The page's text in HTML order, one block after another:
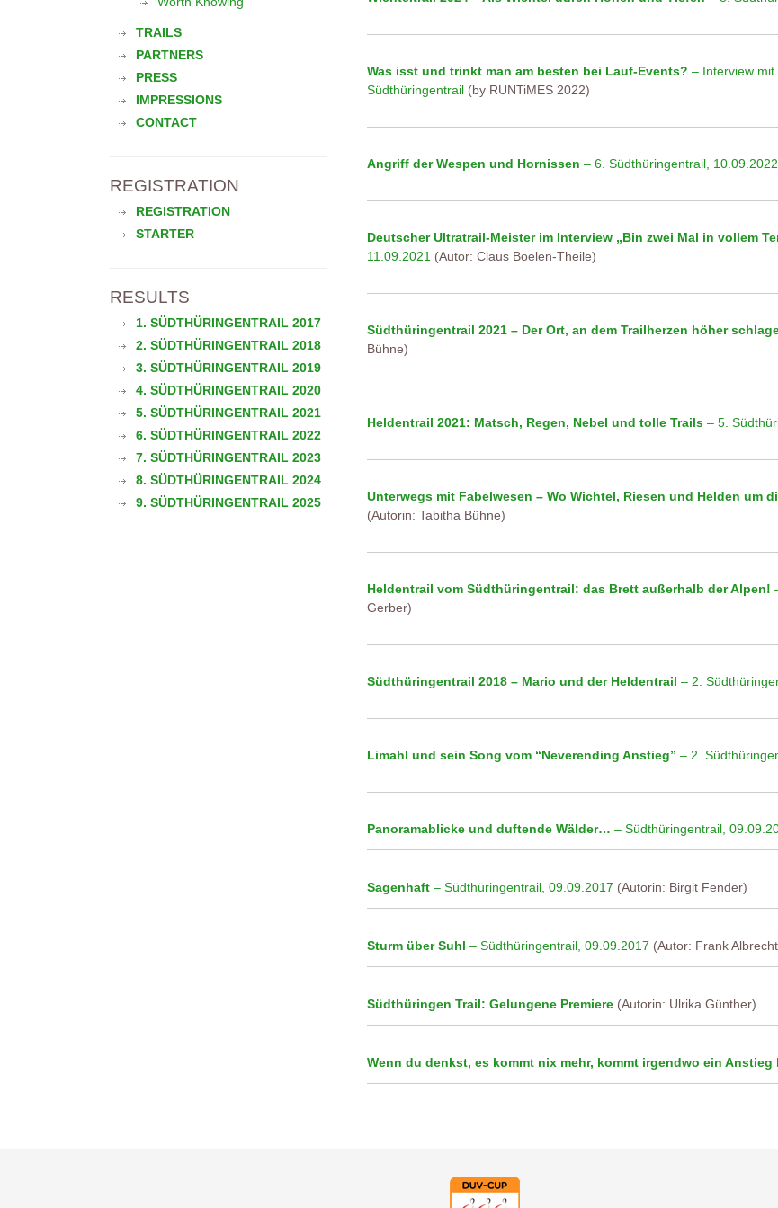
TRAILS
PARTNERS
PRESS
IMPRESSIONS
CONTACT
REGISTRATION
REGISTRATION
STARTER
RESULTS
1. SÜDTHÜRINGENTRAIL 2017
2. SÜDTHÜRINGENTRAIL 2018
3. SÜDTHÜRINGENTRAIL 2019
4. SÜDTHÜRINGENTRAIL 2020
5. SÜDTHÜRINGENTRAIL 2021
6. SÜDTHÜRINGENTRAIL 2022
7. SÜDTHÜRINGENTRAIL 2023
8. SÜDTHÜRINGENTRAIL 2024
9. SÜDTHÜRINGENTRAIL 2025
Was isst und trinkt man am besten bei Lauf-Events? – Interview
Südthüringentrail (by RUNTiMES 2022)
Angriff der Wespen und Hornissen – 6. Südthüringentrail, 10.09.2022
Deutscher Ultratrail-Meister im Interview „Bin zwei Mal in vollem
11.09.2021 (Autor: Claus Boelen-Theile)
Südthüringentrail 2021 – Der Ort, an dem Trailherzen höher
Bühne)
Heldentrail 2021: Matsch, Regen, Nebel und tolle Trails – 5.
Unterwegs mit Fabelwesen – Wo Wichtel, Riesen und Helden um
(Autorin: Tabitha Bühne)
Heldentrail vom Südthüringentrail: das Brett außerhalb der Alpen!
Gerber)
Südthüringentrail 2018 – Mario und der Heldentrail – 2.
Limahl und sein Song vom “Neverending Anstieg” – 2.
Panoramablicke und duftende Wälder… – Südthüringentrail,
Sagenhaft – Südthüringentrail, 09.09.2017 (Autorin: Birgit Fender)
Sturm über Suhl – Südthüringentrail, 09.09.2017 (Autor: Frank
Südthüringen Trail: Gelungene Premiere (Autorin: Ulrika Günther)
Wenn du denkst, es kommt nix mehr, kommt irgendwo ein Anstieg